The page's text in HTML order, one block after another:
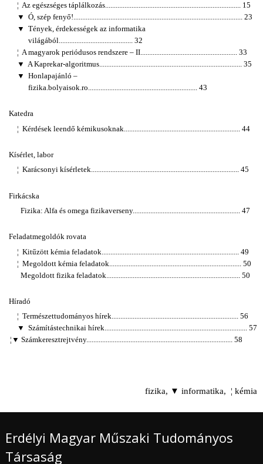
¦ Az egészséges táplálkozás............................................................................. 15
▼ Ó, szép fenyő!................................................................................................ 23
▼ Tények, érdekességek az informatika
világából.......................................... 32
¦ A magyarok periódusos rendszere – II....................................................... 33
▼ A Kaprekar-algoritmus................................................................................. 35
▼ Honlapajánló –
fizika.bolyaisok.ro.............................................................. 43
Katedra
¦ Kérdések leendő kémikusoknak.................................................................. 44
Kísérlet, labor
¦ Karácsonyi kísérletek.................................................................................... 45
Firkácska
Fizika: Alfa és omega fizikaverseny............................................................. 47
Feladatmegoldók rovata
¦ Kitűzött kémia feladatok.............................................................................. 49
¦ Megoldott kémia feladatok........................................................................... 50
Megoldott fizika feladatok............................................................................ 50
Híradó
¦ Természettudományos hírek........................................................................ 56
▼ Számítástechnikai hírek................................................................................. 57
¦ ▼ Számkeresztrejtvény................................................................................... 58
fizika, ▼ informatika, ¦ kémia
Erdélyi Magyar Műszaki Tudományos
Társaság